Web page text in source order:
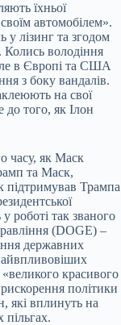
їхньої
автомобілем».
у лізинг та згодом
Колись володіння
в Європі та США
з боку вандалів.
на свої
того, як Ілон
часу, як Маск
та Маск,
підтримував Трампа
роботі так званого
(DOGE) –
державних
«великого красивого
політики
які вплинуть на
пільгах.